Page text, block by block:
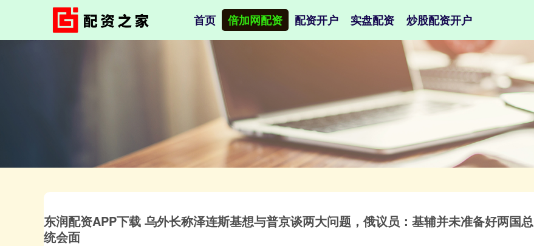
首页 倍加网配资 配资开户 实盘配资 炒股配资开户
东润配资APP下载 乌外长称泽连斯基想与普京谈两大问题，俄议员：基辅并未准备好两国总
统会面